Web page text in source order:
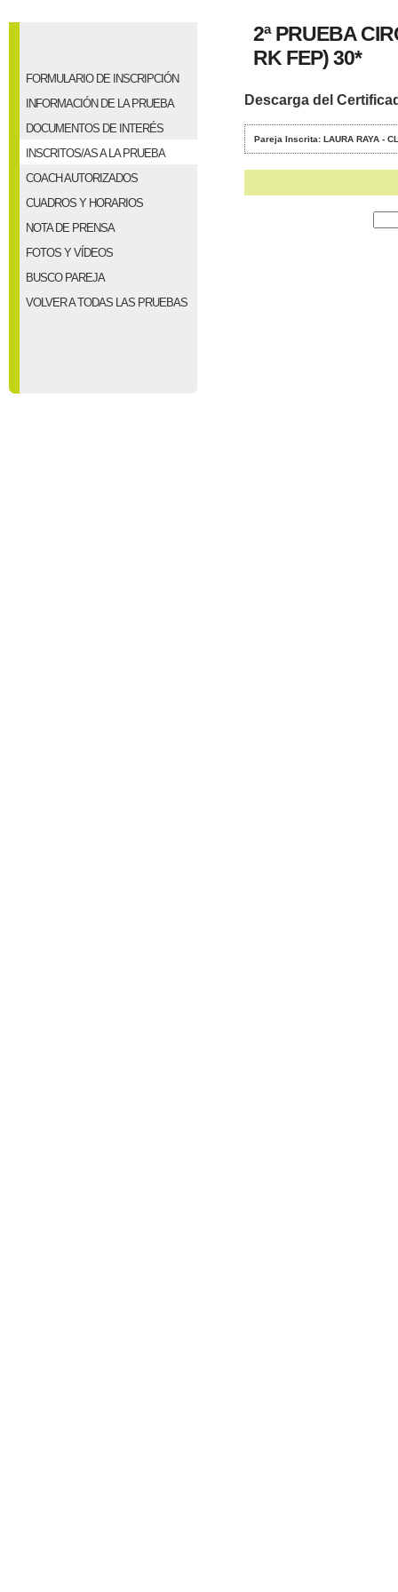
FORMULARIO DE INSCRIPCIÓN
INFORMACIÓN DE LA PRUEBA
DOCUMENTOS DE INTERÉS
INSCRITOS/AS A LA PRUEBA
COACH AUTORIZADOS
CUADROS Y HORARIOS
NOTA DE PRENSA
FOTOS Y VÍDEOS
BUSCO PAREJA
VOLVER A TODAS LAS PRUEBAS
2ª PRUEBA
RK FEP) 30*
Descarga del
Pareja Inscrita: LAURA RAYA -